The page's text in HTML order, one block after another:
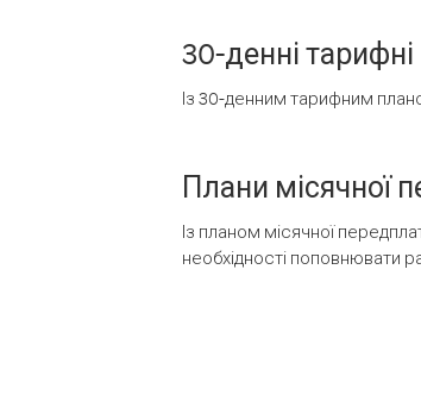
30-денні
Із 30-денним тарифним
Плани місячної
Із планом місячної
необхідності поповнювати